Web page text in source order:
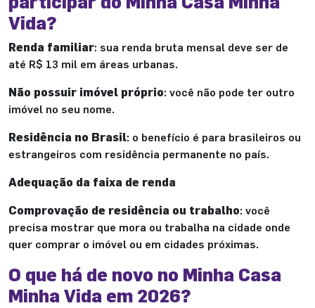
Vida?
Renda familiar: sua renda bruta mensal deve ser de
até R$ 13 mil em áreas urbanas.
Não possuir imóvel próprio: você não pode ter outro
imóvel no seu nome.
Residência no Brasil: o benefício é para brasileiros ou
estrangeiros com residência permanente no país.
Adequação da faixa de renda
Comprovação de residência ou trabalho: você
precisa mostrar que mora ou trabalha na cidade onde
quer comprar o imóvel ou em cidades próximas.
O que há de novo no Minha Casa
Minha Vida em 2026?